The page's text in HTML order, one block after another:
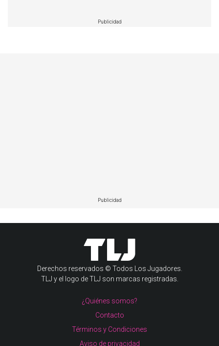
Publicidad
Publicidad
Derechos reservados © Todos Los Jugadores.
TLJ y el logo de TLJ son marcas registradas.
¿Quiénes somos?
Contacto
Términos y Condiciones
Aviso de privacidad